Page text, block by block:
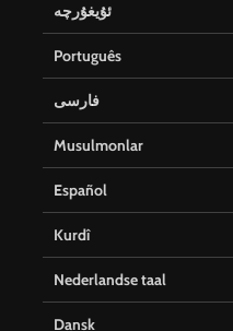
ئۇيغۇرچە
Português
فارسی
Musulmonlar
Español
Kurdî
Nederlandse taal
Dansk